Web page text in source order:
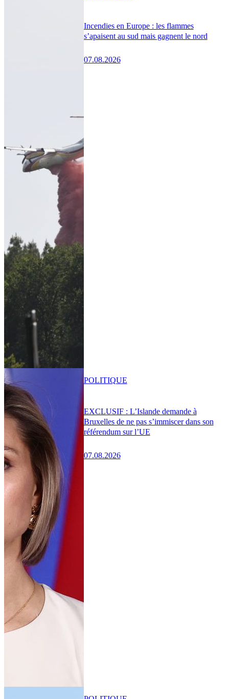
Incendies en Europe : les flammes
s’apaisent au sud mais gagnent le nord
07.08.2026
EXCLUSIF : L’Islande demande à
Bruxelles de ne pas s’immiscer dans son
référendum sur l’UE
07.08.2026
POLITIQUE